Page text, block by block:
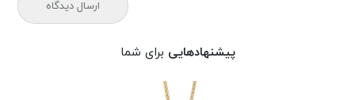
پیشنهادهایی برای شما